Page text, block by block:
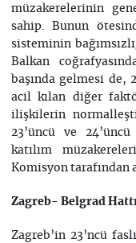
müzakerelerinin
sahip. Bunun
sisteminin
Balkan
başında gelmesi de,
acil kılan diğer
ilişkilerin
23’üncü ve
katılım
Komisyon tarafından
Zagreb- Belgrad
Zagreb’in 23’ncü